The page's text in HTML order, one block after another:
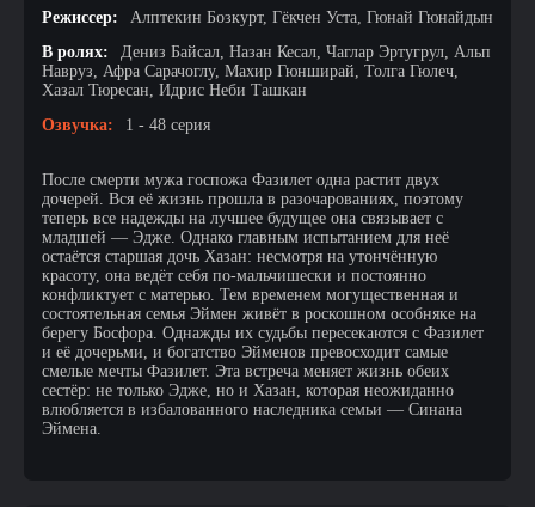
Режиссер:
Алптекин Бозкурт, Гёкчен Уста, Гюнай Гюнайдын
В ролях:
Дениз Байсал, Назан Кесал, Чаглар Эртугрул, Альп
Навруз, Афра Сарачоглу, Махир Гюнширай, Толга Гюлеч,
Хазал Тюресан, Идрис Неби Ташкан
Озвучка:
1 - 48 серия
После смерти мужа госпожа Фазилет одна растит двух
дочерей. Вся её жизнь прошла в разочарованиях, поэтому
теперь все надежды на лучшее будущее она связывает с
младшей — Эдже. Однако главным испытанием для неё
остаётся старшая дочь Хазан: несмотря на утончённую
красоту, она ведёт себя по-мальчишески и постоянно
конфликтует с матерью. Тем временем могущественная и
состоятельная семья Эймен живёт в роскошном особняке на
берегу Босфора. Однажды их судьбы пересекаются с Фазилет
и её дочерьми, и богатство Эйменов превосходит самые
смелые мечты Фазилет. Эта встреча меняет жизнь обеих
сестёр: не только Эдже, но и Хазан, которая неожиданно
влюбляется в избалованного наследника семьи — Синана
Эймена.